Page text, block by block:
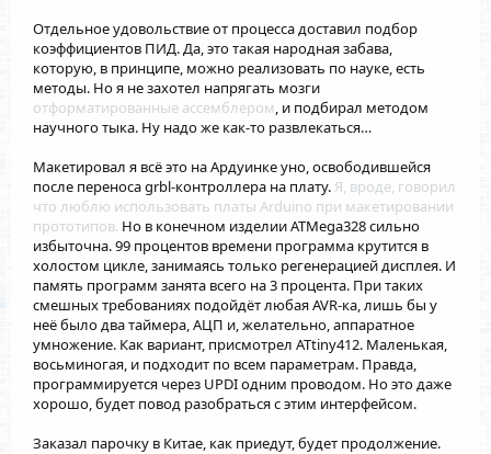
Отдельное удовольствие от процесса доставил подбор
коэффициентов ПИД. Да, это такая народная забава,
которую, в принципе, можно реализовать по науке, есть
методы. Но я не захотел напрягать мозги
отформатированные ассемблером , и подбирал методом
научного тыка. Ну надо же как-то развлекаться…
Макетировал я всё это на Ардуинке уно, освободившейся
после переноса grbl-контроллера на плату. Я, вроде, говорил
что люблю использовать платы Arduino при макетировании
прототипов. Но в конечном изделии ATMega328 сильно
избыточна. 99 процентов времени программа крутится в
холостом цикле, занимаясь только регенерацией дисплея. И
память программ занята всего на 3 процента. При таких
смешных требованиях подойдёт любая AVR-ка, лишь бы у
неё было два таймера, АЦП и, желательно, аппаратное
умножение. Как вариант, присмотрел ATtiny412. Маленькая,
восьминогая, и подходит по всем параметрам. Правда,
программируется через UPDI одним проводом. Но это даже
хорошо, будет повод разобраться с этим интерфейсом.
Заказал парочку в Китае, как приедут, будет продолжение.